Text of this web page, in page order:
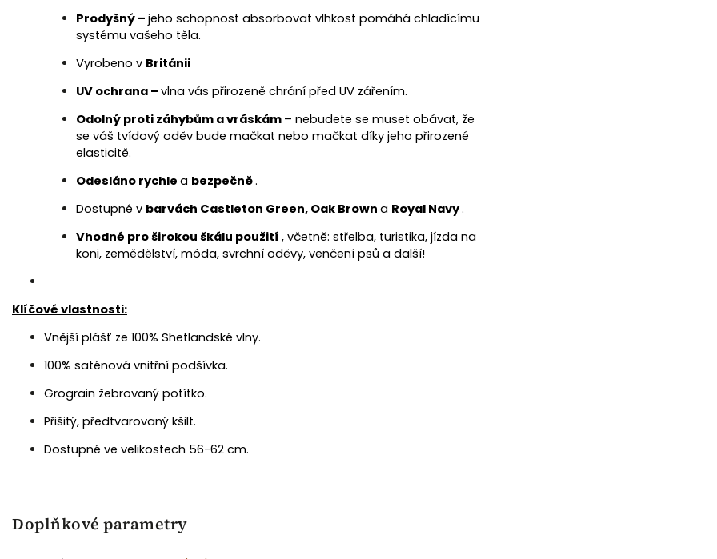
Prodyšný – jeho schopnost absorbovat vlhkost pomáhá chladícímu
systému vašeho těla.
Vyrobeno v Británii
UV ochrana – vlna vás přirozeně chrání před UV zářením.
Odolný proti záhybům a vráskám – nebudete se muset obávat, že
se váš tvídový oděv bude mačkat nebo mačkat díky jeho přirozené
elasticitě.
Odesláno rychle a bezpečně.
Dostupné v barvách Castleton Green, Oak Brown a Royal Navy.
Vhodné pro širokou škálu použití , včetně: střelba, turistika, jízda na
koni, zemědělství, móda, svrchní oděvy, venčení psů a další!
Klíčové vlastnosti:
Vnější plášť ze 100% Shetlandské vlny.
100% saténová vnitřní podšívka.
Grograin žebrovaný potítko.
Přišitý, předtvarovaný kšilt.
Dostupné ve velikostech 56-62 cm.
Doplňkové parametry